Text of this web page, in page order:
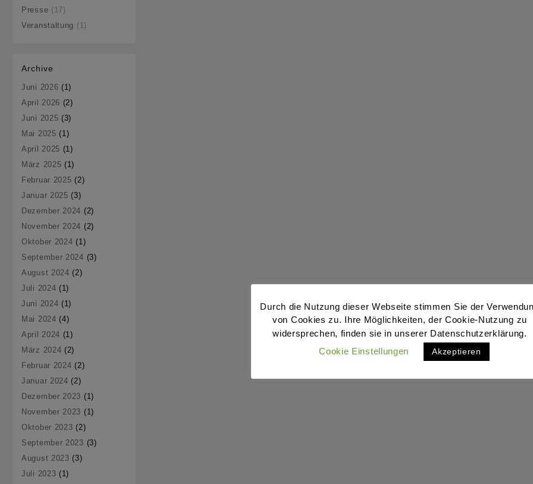
Presse (17)
Veranstaltung (1)
Archive
Juni 2026 (1)
April 2026 (2)
Juni 2025 (3)
Mai 2025 (1)
April 2025 (1)
März 2025 (1)
Februar 2025 (2)
Januar 2025 (3)
Dezember 2024 (2)
November 2024 (2)
Oktober 2024 (1)
September 2024 (3)
August 2024 (2)
Juli 2024 (1)
Juni 2024 (1)
Mai 2024 (4)
April 2024 (1)
März 2024 (2)
Februar 2024 (2)
Januar 2024 (2)
Dezember 2023 (1)
November 2023 (1)
Oktober 2023 (2)
September 2023 (3)
August 2023 (3)
Juli 2023 (1)
Durch die Nutzung dieser Webseite stimmen Sie der
von Cookies zu. Ihre Möglichkeiten, der Cookie-Nutzung zu
widersprechen, finden sie in unserer Datenschutzerklärung.
Cookie Einstellungen
Akzeptieren